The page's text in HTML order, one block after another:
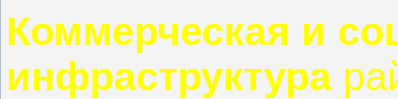
Коммерческая и
инфраструктура